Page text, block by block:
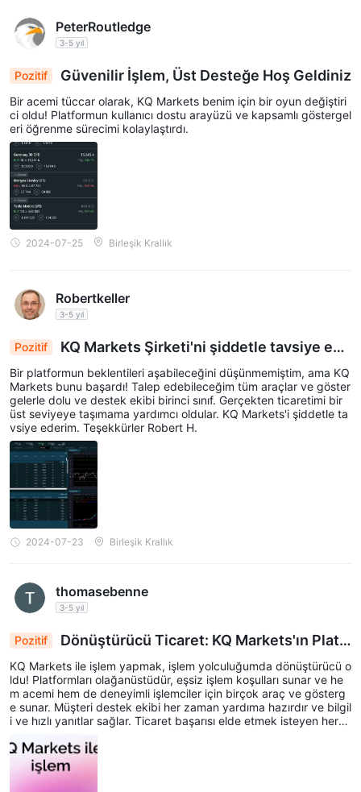
PeterRoutledge
3-5 yıl
Pozitif Güvenilir İşlem, Üst Desteğe Hoş Geldiniz
Bir acemi tüccar olarak, KQ Markets benim için bir oyun değiştiri
ci oldu! Platformun kullanıcı dostu arayüzü ve kapsamlı göstergel
eri öğrenme sürecimi kolaylaştırdı.
2024-07-25 Birleşik Krallık
Robertkeller
3-5 yıl
Pozitif
KQ Markets Şirketi'ni şiddetle tavsiye ede
rim
Bir platformun beklentileri aşabileceğini düşünmemiştim, ama KQ
Markets bunu başardı! Talep edebileceğim tüm araçlar ve göster
gelerle dolu ve destek ekibi birinci sınıf. Gerçekten ticaretimi bir
üst seviyeye taşımama yardımcı oldular. KQ Markets'i şiddetle ta
vsiye ederim. Teşekkürler Robert H.
2024-07-23 Birleşik Krallık
thomasebenne
3-5 yıl
Pozitif
Dönüştürücü Ticaret: KQ Markets'ın Platf
ormu Başarıya Giden Yolculuğu Yükseltiyor
KQ Markets ile işlem yapmak, işlem yolculuğumda dönüştürücü o
ldu! Platformları olağanüstüdür, eşsiz işlem koşulları sunar ve he
m acemi hem de deneyimli işlemciler için birçok araç ve gösterg
e sunar. Müşteri destek ekibi her zaman yardıma hazırdır ve bilgil
i ve hızlı yanıtlar sağlar. Ticaret başarısı elde etmek isteyen herke
s!